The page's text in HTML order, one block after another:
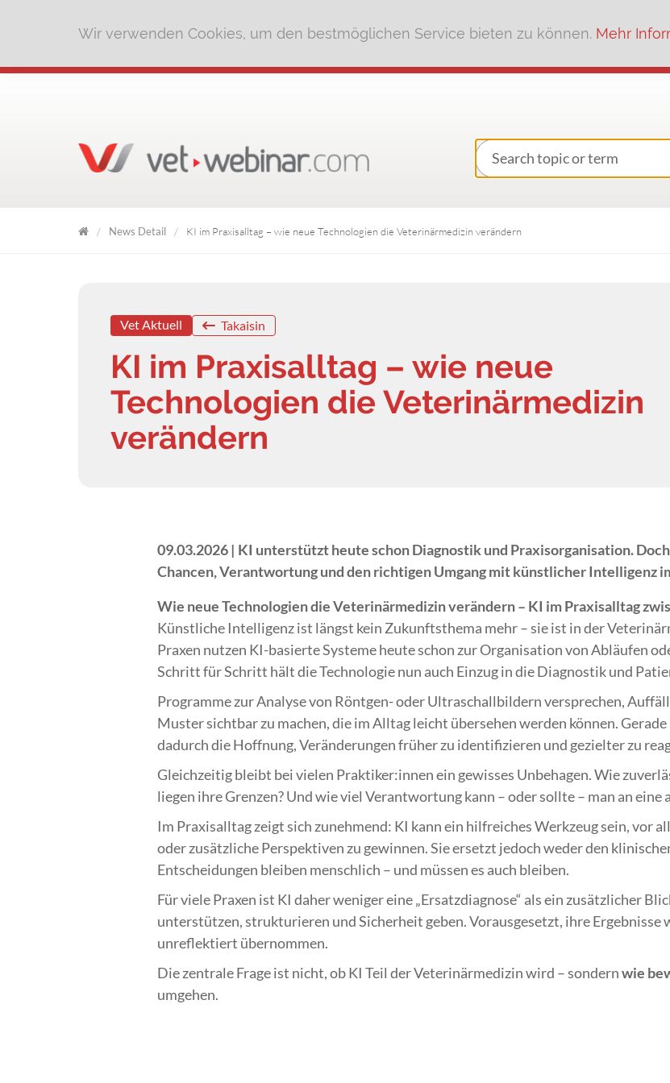
Wir verwenden Cookies, um den bestmöglichen Service bieten zu können. Mehr
News Detail KI im Praxisalltag – wie neue Technologien die Veterinärmedizin verändern
Vet Aktuell Takaisin
KI im Praxisalltag – wie neue
Technologien die Veterinärmedizin
verändern
09.03.2026 | KI unterstützt heute schon Diagnostik und Praxisorganisation.
Chancen, Verantwortung und den richtigen Umgang mit künstlicher Intelligenz
Wie neue Technologien die Veterinärmedizin verändern – KI im Praxisalltag
Künstliche Intelligenz ist längst kein Zukunftsthema mehr – sie ist in der
Praxen nutzen KI-basierte Systeme heute schon zur Organisation von Abläufen
Schritt für Schritt hält die Technologie nun auch Einzug in die Diagnostik und
Programme zur Analyse von Röntgen- oder Ultraschallbildern versprechen,
Muster sichtbar zu machen, die im Alltag leicht übersehen werden können.
dadurch die Hoffnung, Veränderungen früher zu identifizieren und gezielter zu
Gleichzeitig bleibt bei vielen Praktiker:innen ein gewisses Unbehagen. Wie
liegen ihre Grenzen? Und wie viel Verantwortung kann – oder sollte – man an
Im Praxisalltag zeigt sich zunehmend: KI kann ein hilfreiches Werkzeug sein, vor
oder zusätzliche Perspektiven zu gewinnen. Sie ersetzt jedoch weder den
Entscheidungen bleiben menschlich – und müssen es auch bleiben.
Für viele Praxen ist KI daher weniger eine „Ersatzdiagnose“ als ein zusätzlicher
unterstützen, strukturieren und Sicherheit geben. Vorausgesetzt, ihre
unreflektiert übernommen.
Die zentrale Frage ist nicht, ob KI Teil der Veterinärmedizin wird – sondernwie
umgehen.